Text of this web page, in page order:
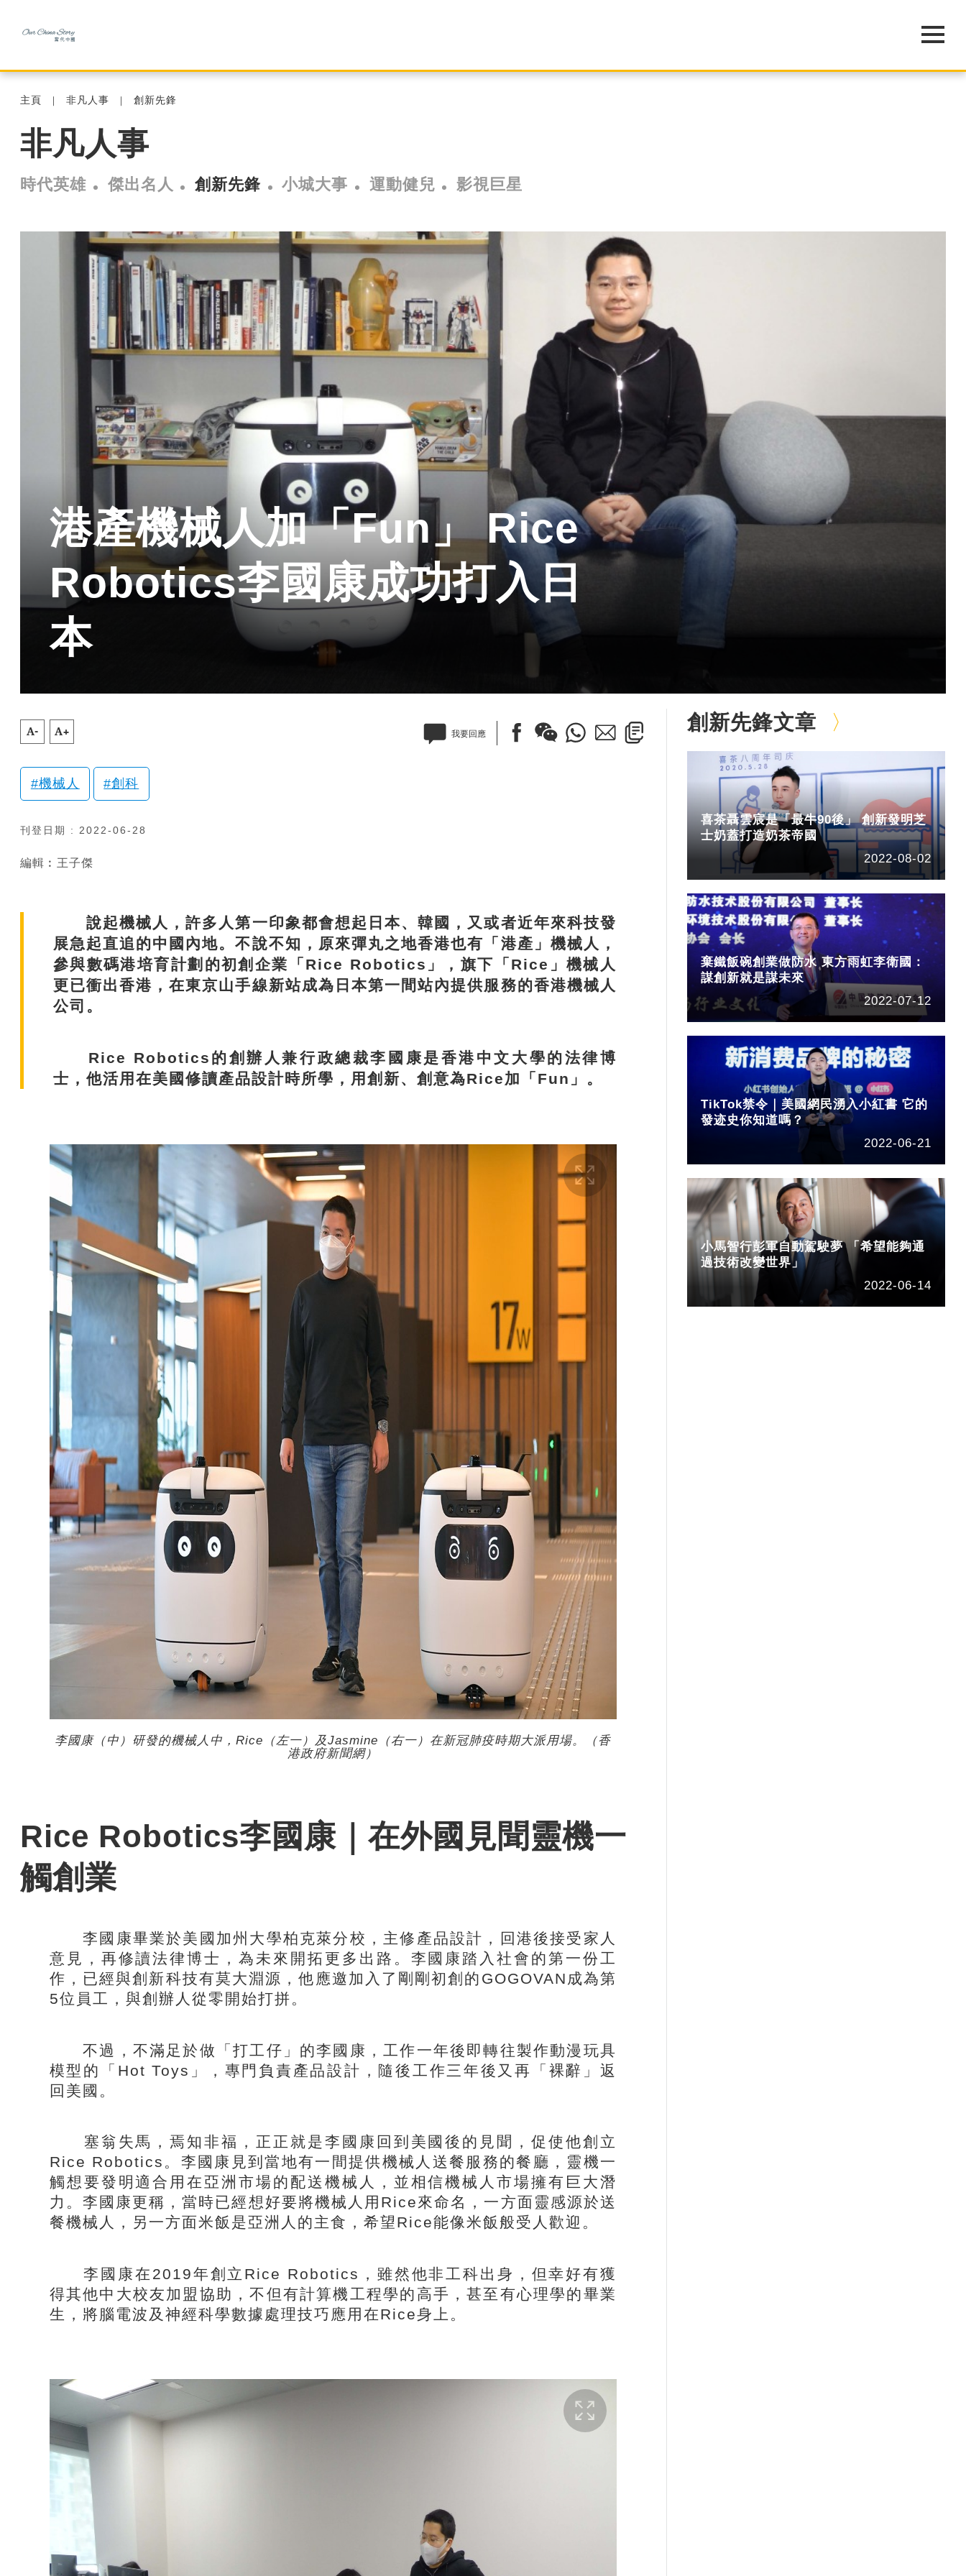
主頁 非凡人事 創新先鋒
非凡人事
時代英雄 傑出名人 創新先鋒 小城大事 運動健兒 影視巨星
港產機械人加「Fun」 Rice
Robotics李國康成功打入日
本
A- A+ 我要回應
機械人 創科
刊登日期 : 2022-06-28
編輯︰王子傑
說起機械人，許多人第一印象都會想起日本、韓國，又或者近年來科技發
展急起直追的中國內地。不說不知，原來彈丸之地香港也有「港產」機械人，
參與數碼港培育計劃的初創企業「Rice Robotics」，旗下「Rice」機械人
更已衝出香港，在東京山手線新站成為日本第一間站內提供服務的香港機械人
公司。
Rice Robotics的創辦人兼行政總裁李國康是香港中文大學的法律博
士，他活用在美國修讀產品設計時所學，用創新、創意為Rice加「Fun」。
李國康（中）研發的機械人中，Rice（左一）及Jasmine（右一）在新冠肺疫時期大派用場。（香
港政府新聞網）
Rice Robotics李國康｜在外國見聞靈機一
觸創業
李國康畢業於美國加州大學柏克萊分校，主修產品設計，回港後接受家人
意見，再修讀法律博士，為未來開拓更多出路。李國康踏入社會的第一份工
作，已經與創新科技有莫大淵源，他應邀加入了剛剛初創的GOGOVAN成為第
5位員工，與創辦人從零開始打拼。
不過，不滿足於做「打工仔」的李國康，工作一年後即轉往製作動漫玩具
模型的「Hot Toys」，專門負責產品設計，隨後工作三年後又再「裸辭」返
回美國。
塞翁失馬，焉知非福，正正就是李國康回到美國後的見聞，促使他創立
Rice Robotics。李國康見到當地有一間提供機械人送餐服務的餐廳，靈機一
觸想要發明適合用在亞洲市場的配送機械人，並相信機械人市場擁有巨大潛
力。李國康更稱，當時已經想好要將機械人用Rice來命名，一方面靈感源於送
餐機械人，另一方面米飯是亞洲人的主食，希望Rice能像米飯般受人歡迎。
李國康在2019年創立Rice Robotics，雖然他非工科出身，但幸好有獲
得其他中大校友加盟協助，不但有計算機工程學的高手，甚至有心理學的畢業
生，將腦電波及神經科學數據處理技巧應用在Rice身上。
創新先鋒文章
喜茶聶雲宸是「最牛90後」 創新發明芝
士奶蓋打造奶茶帝國
2022-08-02
棄鐵飯碗創業做防水 東方雨虹李衛國：
謀創新就是謀未來
2022-07-12
TikTok禁令｜美國網民湧入小紅書 它的
發迹史你知道嗎？
2022-06-21
小馬智行彭軍自動駕駛夢 「希望能夠通
過技術改變世界」
2022-06-14